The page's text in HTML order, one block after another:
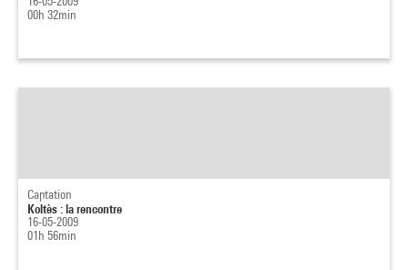
00h 32min
Captation
Koltès : la rencontre
16-05-2009
01h 56min